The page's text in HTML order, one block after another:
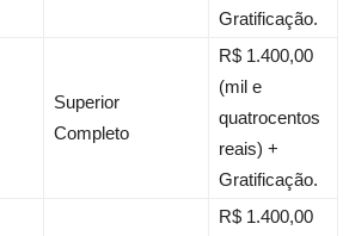
Gratificação.
Superior
Completo
R$ 1.400,00
(mil e
quatrocentos
reais) +
Gratificação.
R$ 1.400,00